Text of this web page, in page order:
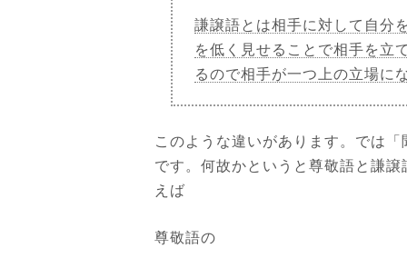
謙譲語とは相手に対して自分
を低く見せることで相手を立
るので相手が一つ上の立場に
このような違いがあります。では
です。何故かというと尊敬語と謙
えば
尊敬語の